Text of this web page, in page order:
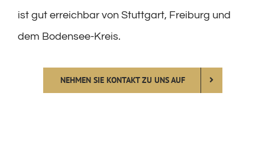
ist gut erreichbar von Stuttgart, Freiburg und
dem Bodensee-Kreis.
NEHMEN SIE KONTAKT ZU UNS AUF